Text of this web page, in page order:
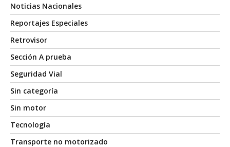
Noticias Nacionales
Reportajes Especiales
Retrovisor
Sección A prueba
Seguridad Vial
Sin categoría
Sin motor
Tecnología
Transporte no motorizado